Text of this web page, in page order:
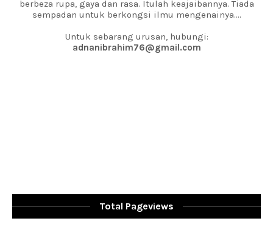
berbeza rupa, gaya dan rasa. Itulah keajaibannya. Tiada
sempadan untuk berkongsi ilmu mengenainya....
Untuk sebarang urusan, hubungi:
adnanibrahim76@gmail.com
Total Pageviews